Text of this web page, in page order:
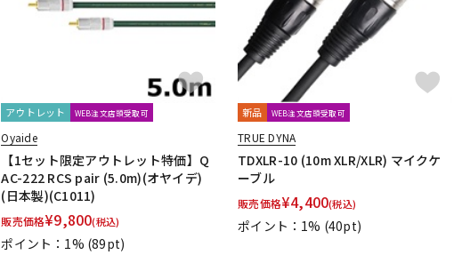
Townsend Labs
T-REX
Universal Audio
unknown
WAGNUS. WAVES WesAudio
Wharfedale
Wavebone SDM / Family Labo
アウトレット WEB注文店頭受取可
Oyaide
【1セット限定アウトレット特価】Q
AC-222 RCS pair (5.0m)(オヤイデ)
(日本製)(C1011)
販売価格¥9,800(税込)
ポイント：1% (89pt)
新品 WEB注文店頭受取可
TRUE DYNA
TDXLR-10 (10m XLR/XLR) マイクケ
ーブル
販売価格¥4,400(税込)
ポイント：1% (40pt)